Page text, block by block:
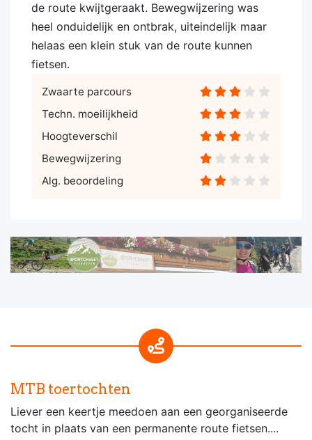
de route kwijtgeraakt. Bewegwijzering was
heel onduidelijk en ontbrak, uiteindelijk maar
helaas een klein stuk van de route kunnen
fietsen.
Zwaarte parcours
Techn. moeilijkheid
Hoogteverschil
Bewegwijzering
Alg. beoordeling
MTB toertochten
Liever een keertje meedoen aan een georganiseerde
tocht in plaats van een permanente route fietsen....